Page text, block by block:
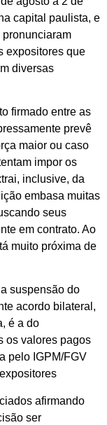
capital paulista, e
pronunciaram
expositores que
diversas
firmado entre as
prevê
maior ou caso
impor os
inclusive, da
embasa muitas
seus
em contrato. Ao
muito próxima de
suspensão do
acordo bilateral,
é a do
os valores pagos
pelo IGPM/FGV
afirmando
ser